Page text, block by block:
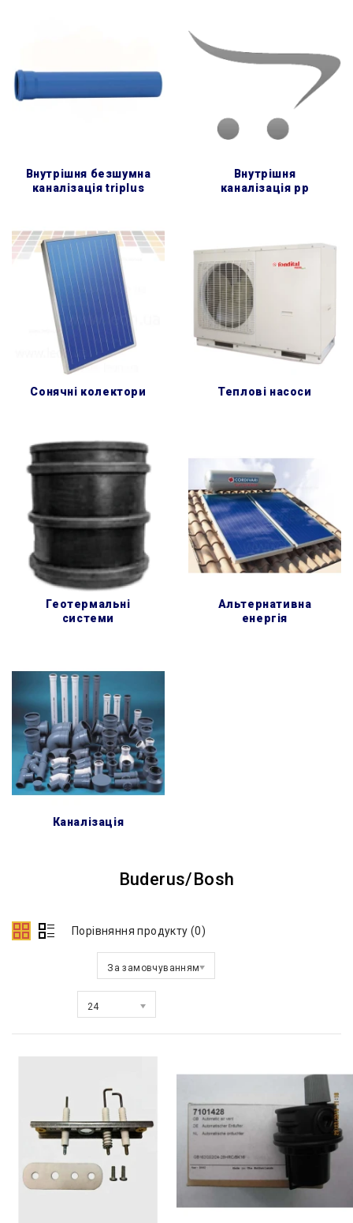
внутрішня безшумна
каналізація triplus
внутрішня
каналізація pp
сонячні колектори теплові насоси
геотермальні
системи
альтернативна
енергія
каналізація
Buderus/Bosh
Порівняння продукту (0)
За замовчуванням
24